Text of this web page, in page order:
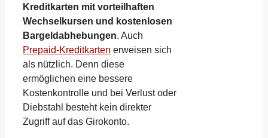
Kreditkarten mit vorteilhaften
Wechselkursen und kostenlosen
Bargeldabhebungen. Auch
Prepaid-Kreditkarten erweisen sich
als nützlich. Denn diese
ermöglichen eine bessere
Kostenkontrolle und bei Verlust oder
Diebstahl besteht kein direkter
Zugriff auf das Girokonto.